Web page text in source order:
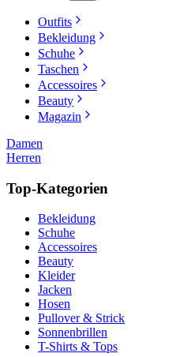
Outfits
Bekleidung
Schuhe
Taschen
Accessoires
Beauty
Magazin
Damen
Herren
Top-Kategorien
Bekleidung
Schuhe
Accessoires
Beauty
Kleider
Jacken
Hosen
Pullover & Strick
Sonnenbrillen
T-Shirts & Tops